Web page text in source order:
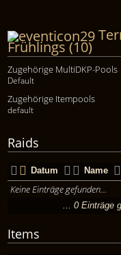
Frühlings (10)
Zugehörige MultiDKP-Pools
Default
Zugehörige Itempools
default
Raids
Datum Name
Keine Einträge gefunden...
... 0 Einträge
Items